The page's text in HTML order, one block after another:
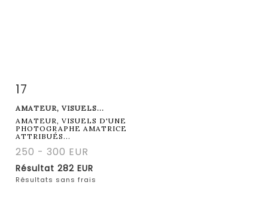
Fiche détaillée
17
AMATEUR, VISUELS...
AMATEUR, VISUELS D'UNE
PHOTOGRAPHE AMATRICE
ATTRIBUÉS...
250 - 300 EUR
Résultat 282 EUR
Résultats sans frais